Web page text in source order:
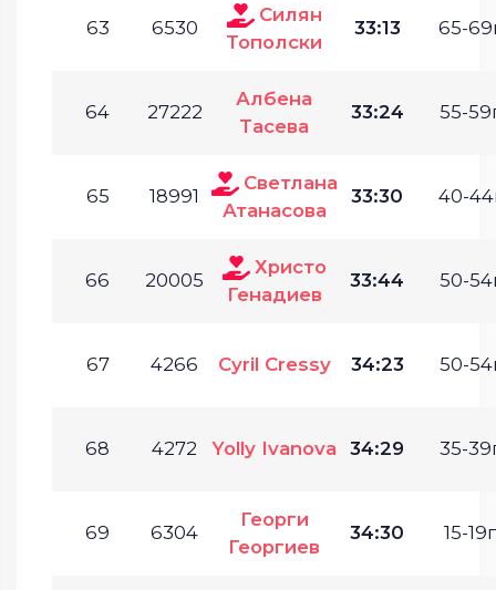
63 6530
Силян
Тополски
33:13 65-
64 27222
Албена
Тасева
33:24 55-
65 18991
Светлана
Атанасова
33:30 40-
66 20005
Христо
Генадиев
33:44 50-
67 4266 Cyril Cressy 34:23 50-
68 4272 Yolly Ivanova 34:29 35-
69 6304
Георги
Георгиев
34:30 15-